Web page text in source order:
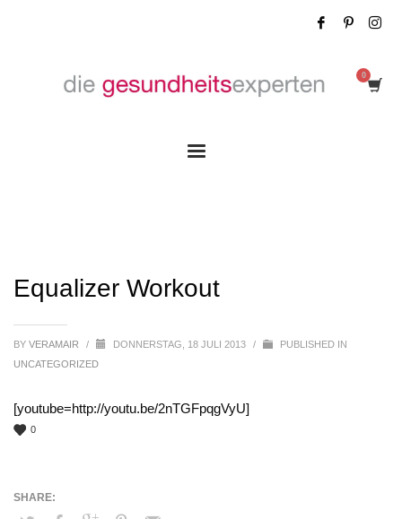
Equalizer Workout
BY VERAMAIR / DONNERSTAG, 18 JULI 2013 /
PUBLISHED IN
UNCATEGORIZED
[youtube=http://youtu.be/2nTGFpqgVyU]
0